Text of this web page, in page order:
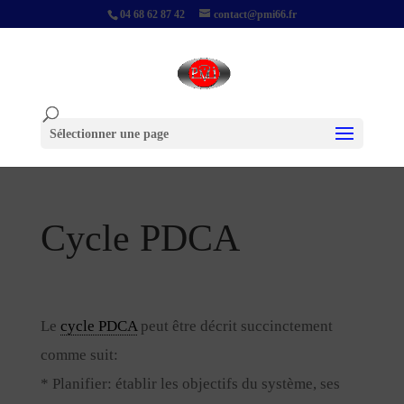
04 68 62 87 42 contact@pmi66.fr
Sélectionner une page
Cycle PDCA
Le cycle PDCApeut être décrit succinctement
comme suit:
* Planifier: établir les objectifs du système, ses